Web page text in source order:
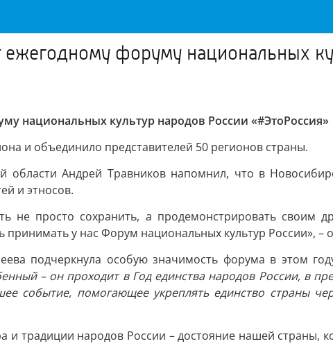
ежегодному форуму национальных
национальных культур народов России «#ЭтоРоссия»
и объединило представителей 50 регионов страны.
области Андрей Травников напомнил, что в
и этносов.
не просто сохранить, а продемонстрировать своим
у нас Форум национальных культур России», –
подчеркнула особую значимость форума в этом
– он проходит в Год единства народов России, в
событие, помогающее укреплять единство страны
и традиции народов России – достояние нашей